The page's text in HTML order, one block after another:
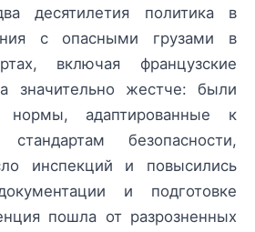
десятилетия политика в
с опасными грузами в
включая французские
значительно жестче: были
адаптированные к
безопасности,
инспекций и повысились
и подготовке
пошла от разрозненных